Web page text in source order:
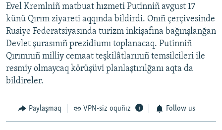
Evel Kremlniñ matbuat hızmeti Putinniñ avgust 17
künü Qırım ziyareti aqqında bildirdi. Onıñ çerçivesinde
Rusiye Federatsiyasında turizm inkişafına bağınşlanğan
Devlet şurasınıñ prezidiumı toplanacaq. Putinniñ
Qırımnıñ milliy cemaat teşkilâtlarınıñ temsilcileri ile
resmiy olmaycaq körüşüvi planlaştırılğanı aqta da
bildireler.
Paylaşmaq VPN-siz oquñız Follow us